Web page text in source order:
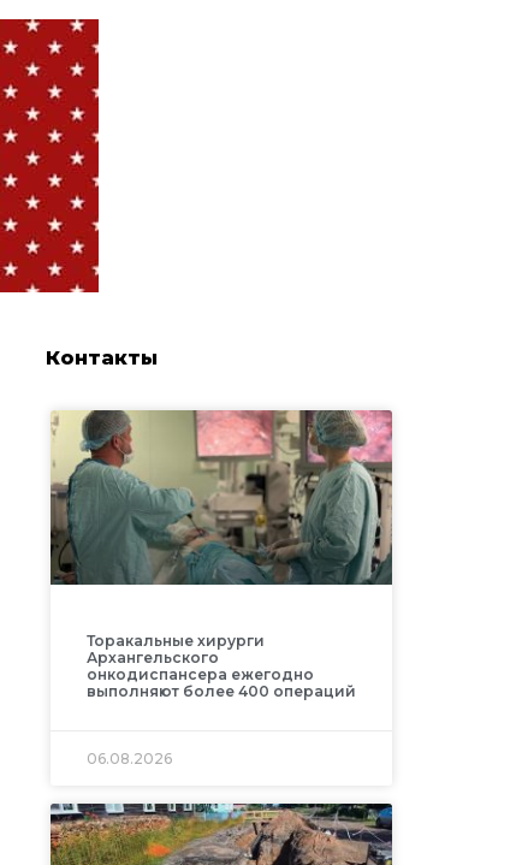
Контакты
Торакальные хирурги
Архангельского
онкодиспансера ежегодно
выполняют более 400 операций
06.08.2026